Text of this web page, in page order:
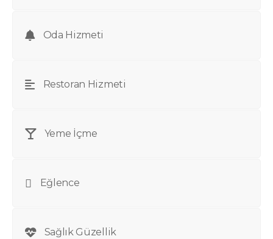
Oda Hizmeti
Restoran Hizmeti
Yeme İçme
Eğlence
Sağlık Güzellik